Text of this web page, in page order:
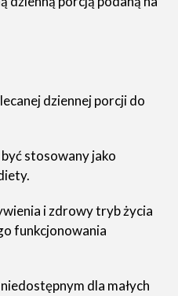
dziennej porcji do
stosowany jako
i zdrowy tryb życia
funkcjonowania
dla małych